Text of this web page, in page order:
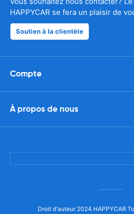
HAPPYCAR se fera un plaisir de
Soutien à la clientèle
Compte
À propos de nous
Droit d'auteur 2024 HAPPYCAR